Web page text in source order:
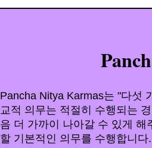
Pancha Nitya Karmas는 "다섯
교적 의무는 적절히 수행되는
음 더 가까이 나아갈 수 있게
할 기본적인 의무를 수행합니